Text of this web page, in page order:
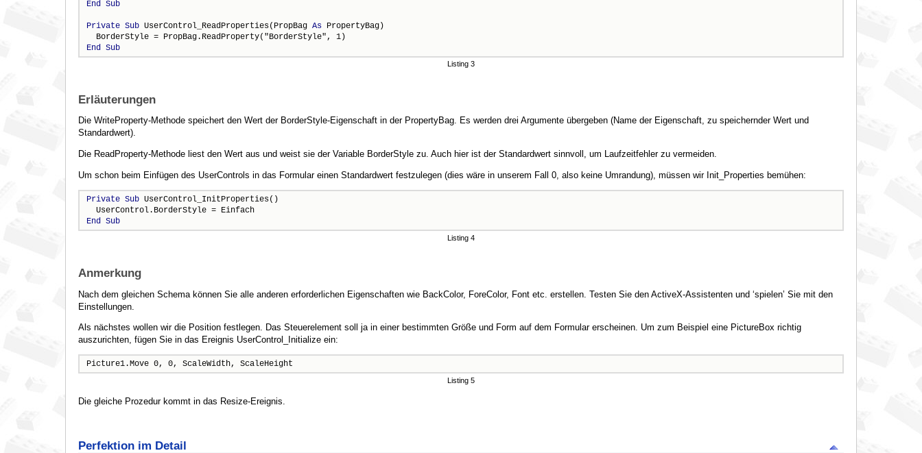
End Sub
Private Sub UserControl_ReadProperties(PropBag As PropertyBag)
End Sub
Listing 3
Erläuterungen
Die WriteProperty-Methode speichert den Wert der BorderStyle-Eigenschaft in der PropertyBag. Es werden drei Argumente übergeben (Name der Eigenschaft, zu speichernder Wert und
Standardwert).
Die ReadProperty-Methode liest den Wert aus und weist sie der Variable BorderStyle zu. Auch hier ist der Standardwert sinnvoll, um Laufzeitfehler zu vermeiden.
Um schon beim Einfügen des UserControls in das Formular einen Standardwert festzulegen (dies wäre in unserem Fall 0, also keine Umrandung), müssen wir Init_Properties bemühen:
Private Sub UserControl_InitProperties()
  UserControl.BorderStyle = Einfach
End Sub
Listing 4
Anmerkung
Nach dem gleichen Schema können Sie alle anderen erforderlichen Eigenschaften wie BackColor, ForeColor, Font etc. erstellen. Testen Sie den ActiveX-Assistenten und ‘spielen’ Sie mit den
Einstellungen.
Als nächstes wollen wir die Position festlegen. Das Steuerelement soll ja in einer bestimmten Größe und Form auf dem Formular erscheinen. Um zum Beispiel eine PictureBox richtig
auszurichten, fügen Sie in das Ereignis UserControl_Initialize ein:
Picture1.Move 0, 0, ScaleWidth, ScaleHeight
Listing 5
Die gleiche Prozedur kommt in das Resize-Ereignis.
Perfektion im Detail